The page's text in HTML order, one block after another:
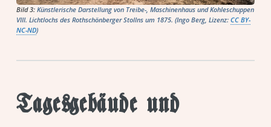
Bild 3: Künstlerische Darstellung von Treibe-, Maschinenhaus und Kohleschuppen
VIII. Lichtlochs des Rothschönberger Stollns um 1875. (Ingo Berg, Lizenz: CC BY-
NC-ND)
Tagesgebäude und